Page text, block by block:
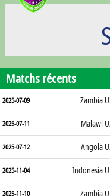
Matchs récents
2025-07-09 Zambia
2025-07-11 Malawi
2025-07-12 Angola
2025-11-04 Indonesia
2025-11-10 Zambia